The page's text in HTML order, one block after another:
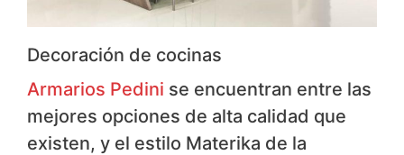
Decoración de cocinas
Armarios Pedini ​se encuentran entre las
mejores opciones de alta calidad que
existen, y el estilo Materika de la